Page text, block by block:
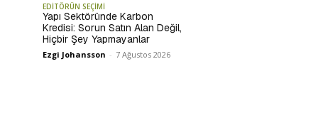
EDİTÖRÜN SEÇİMİ
Yapı Sektöründe Karbon
Kredisi: Sorun Satın Alan Değil,
Hiçbir Şey Yapmayanlar
Ezgi Johansson - 7 Ağustos 2026